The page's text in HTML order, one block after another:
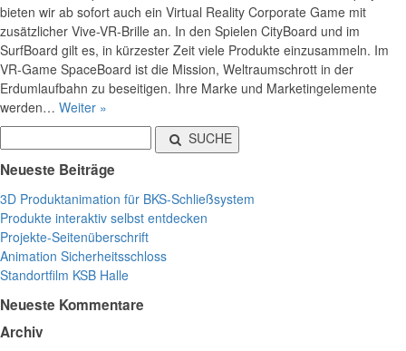
bieten wir ab sofort auch ein Virtual Reality Corporate Game mit
zusätzlicher Vive-VR-Brille an. In den Spielen CityBoard und im
SurfBoard gilt es, in kürzester Zeit viele Produkte einzusammeln. Im
VR-Game SpaceBoard ist die Mission, Weltraumschrott in der
Erdumlaufbahn zu beseitigen. Ihre Marke und Marketingelemente
werden… Weiter »
SUCHE
Neueste Beiträge
3D Produktanimation für BKS-Schließsystem
Produkte interaktiv selbst entdecken
Projekte-Seitenüberschrift
Animation Sicherheitsschloss
Standortfilm KSB Halle
Neueste Kommentare
Archiv